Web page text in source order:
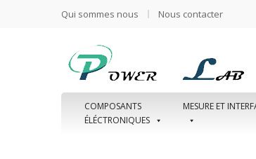
Qui sommes nous Nous contacter
COMPOSANTS
ÉLÉCTRONIQUES
MESURE ET